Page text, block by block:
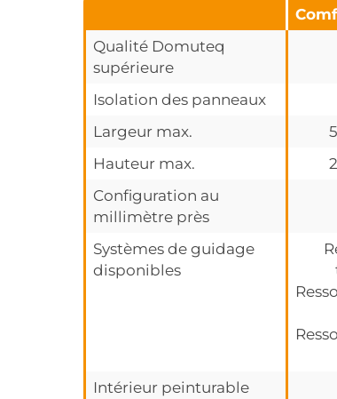
Qualité Domuteq
supérieure
Isolation des panneaux
Largeur max.
Hauteur max.
Configuration au
millimètre près
Systèmes de guidage
disponibles
Intérieur peinturable